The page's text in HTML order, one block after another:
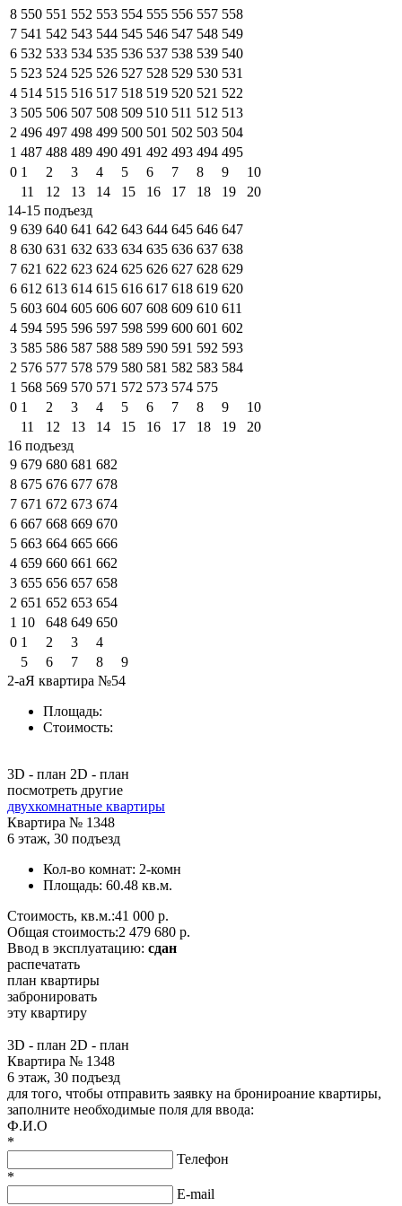
8 550 551 552 553 554 555 556 557 558
7 541 542 543 544 545 546 547 548 549
6 532 533 534 535 536 537 538 539 540
5 523 524 525 526 527 528 529 530 531
4 514 515 516 517 518 519 520 521 522
3 505 506 507 508 509 510 511 512 513
2 496 497 498 499 500 501 502 503 504
1 487 488 489 490 491 492 493 494 495
0 1 2 3 4 5 6 7 8 9
10
11
12 13 14 15 16 17 18 19
20
14-15 подъезд
9 639 640 641 642 643 644 645 646 647
8 630 631 632 633 634 635 636 637 638
7 621 622 623 624 625 626 627 628 629
6 612 613 614 615 616 617 618 619 620
5 603 604 605 606 607 608 609 610 611
4 594 595 596 597 598 599 600 601 602
3 585 586 587 588 589 590 591 592 593
2 576 577 578 579 580 581 582 583 584
1 568 569 570 571 572 573 574 575
0 1 2 3 4 5 6 7 8 9
10
11
12 13 14 15 16 17 18 19
20
16 подъезд
9 679 680 681 682
8 675 676 677 678
7 671 672 673 674
6 667 668 669 670
5 663 664 665 666
4 659 660 661 662
3 655 656 657 658
2 651 652 653 654
1 10 648 649 650
0 1 2 3
4
5
6 7 8
9
2-аЯ квартира №54
Площадь:
Стоимость:
3D - план 2D - план
посмотреть другие
двухкомнатные квартиры
Квартира № 1348
6 этаж, 30 подъезд
Кол-во комнат: 2-комн
Площадь: 60.48 кв.м.
Стоимость, кв.м.:41 000 р.
Общая стоимость:2 479 680 р.
Ввод в эксплуатацию: сдан
распечатать
план квартиры
забронировать
эту квартиру
3D - план 2D - план
Квартира № 1348
6 этаж, 30 подъезд
для того, чтобы отправить заявку на бронироание квартиры,
заполните необходимые поля для ввода:
Ф.И.О
*
Телефон
*
E-mail